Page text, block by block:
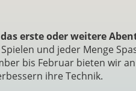
erste oder weitere
und jeder Menge
bis Februar bieten wir
ihre Technik.